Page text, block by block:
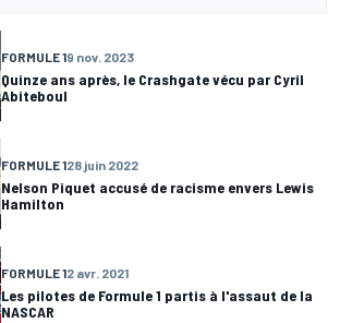
FORMULE 19 nov. 2023
Quinze ans après, le Crashgate vécu par Cyril
Abiteboul
FORMULE 128 juin 2022
Nelson Piquet accusé de racisme envers Lewis
Hamilton
FORMULE 12 avr. 2021
Les pilotes de Formule 1 partis à l'assaut de la
NASCAR